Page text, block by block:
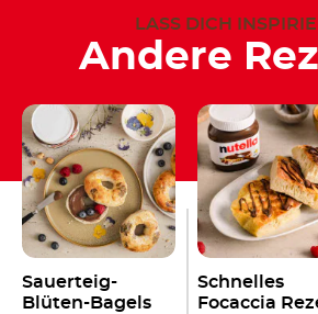
LASS DICH
Andere
Sauerteig-
Blüten-Bagels
Schnelles
Focaccia